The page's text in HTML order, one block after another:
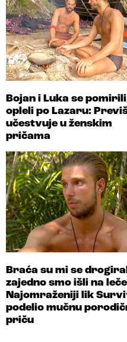
Bojan i Luka se
opleli po Lazaru:
učestvuje u ženskim
pričama
Braća su mi se
zajedno smo išli na
Najomraženiji lik
podelio mučnu
priču